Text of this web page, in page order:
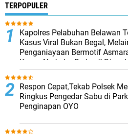
TERPOPULER
Kapolres Pelabuhan Belawan
Kasus Viral Bukan Begal,
Penganiayaan Bermotif
Kasus Narkoba Berhasil
Respon Cepat,Tekab Polsek
Ringkus Pengedar Sabu di
Penginapan OYO